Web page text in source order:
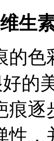
生
的色
的
痕逐
性